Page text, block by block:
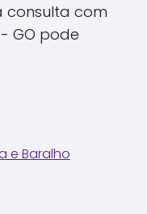
consulta com
GO pode
e Baralho